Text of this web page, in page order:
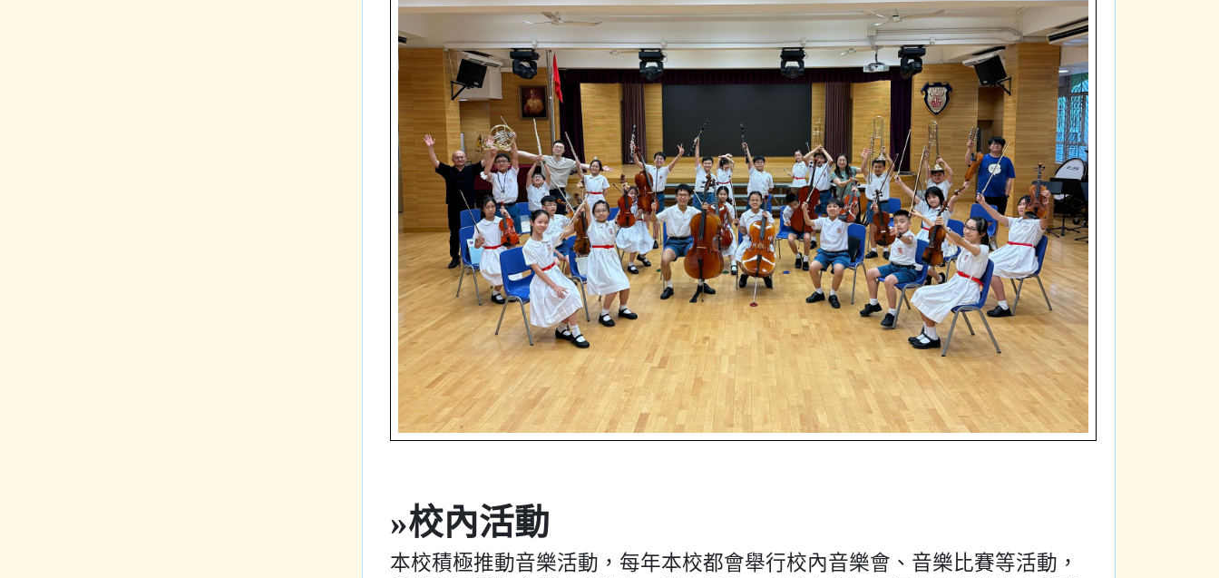
»校內活動
本校積極推動音樂活動，每年本校都會舉行校內音樂會、音樂比賽等活動，